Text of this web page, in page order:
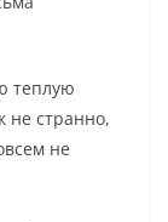
теплую
не странно,
не